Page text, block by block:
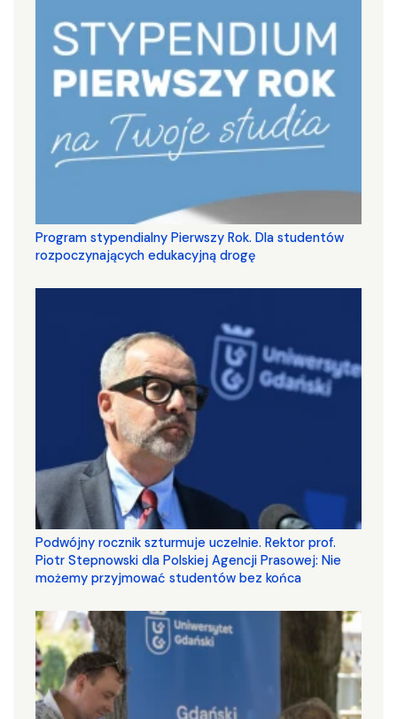
Program stypendialny Pierwszy Rok. Dla studentów
rozpoczynających edukacyjną drogę
Podwójny rocznik szturmuje uczelnie. Rektor prof.
Piotr Stepnowski dla Polskiej Agencji Prasowej: Nie
możemy przyjmować studentów bez końca